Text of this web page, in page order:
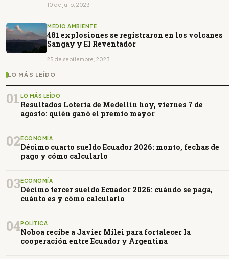
10 de julio, 2023
MEDIO AMBIENTE
481 explosiones se registraron en los volcanes
Sangay y El Reventador
25 de septiembre, 2023
LO MÁS LEÍDO
01 LO MÁS LEÍDO
Resultados Lotería de Medellín hoy, viernes 7 de
agosto: quién ganó el premio mayor
02 ECONOMÍA
Décimo cuarto sueldo Ecuador 2026: monto, fechas de
pago y cómo calcularlo
03ECONOMÍA
Décimo tercer sueldo Ecuador 2026: cuándo se paga,
cuánto es y cómo calcularlo
04POLÍTICA
Noboa recibe a Javier Milei para fortalecer la
cooperación entre Ecuador y Argentina